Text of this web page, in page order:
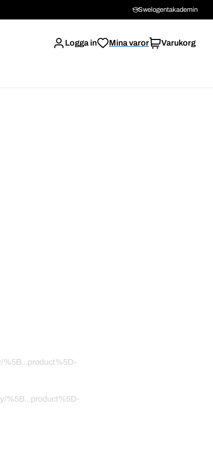
Swelogentakademin
Logga in Mina varor Varukorg
%5B...product%5D-
%5B...product%5D-